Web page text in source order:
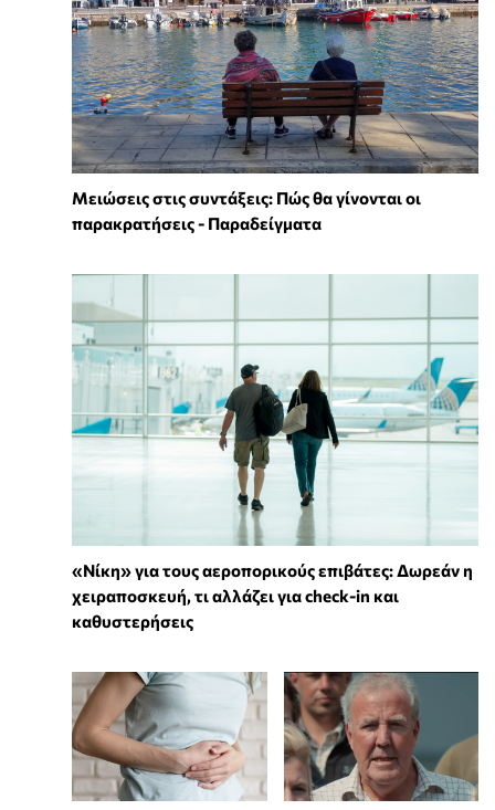
Μειώσεις στις συντάξεις: Πώς θα γίνονται οι
παρακρατήσεις - Παραδείγματα
«Νίκη» για τους αεροπορικούς επιβάτες: Δωρεάν η
χειραποσκευή, τι αλλάζει για check-in και
καθυστερήσεις